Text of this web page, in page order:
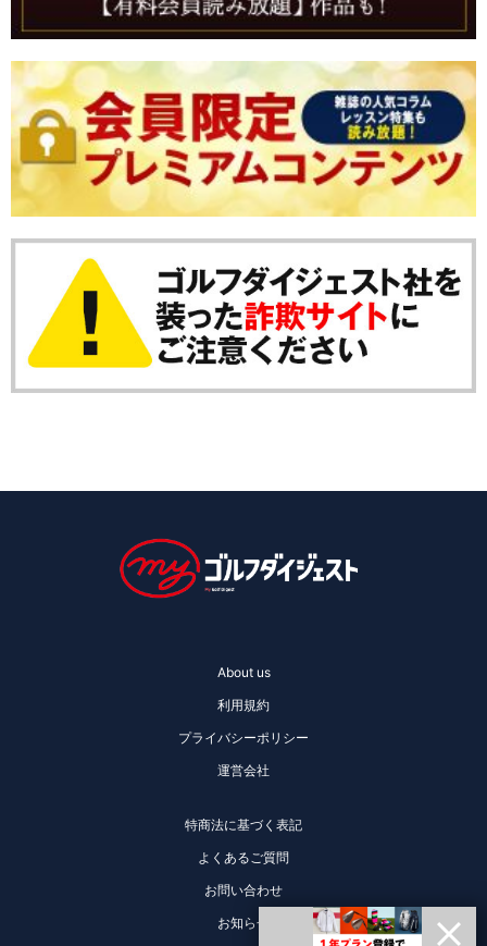
About us
利用規約
プライバシーポリシー
運営会社
特商法に基づく表記
よくあるご質問
お問い合わせ
お知らせ